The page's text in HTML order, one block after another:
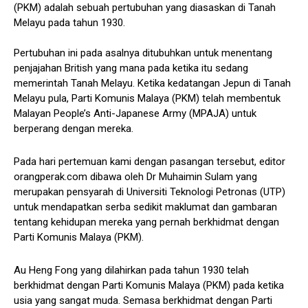
(PKM) adalah sebuah pertubuhan yang diasaskan di Tanah
Melayu pada tahun 1930.
Pertubuhan ini pada asalnya ditubuhkan untuk menentang
penjajahan British yang mana pada ketika itu sedang
memerintah Tanah Melayu. Ketika kedatangan Jepun di Tanah
Melayu pula, Parti Komunis Malaya (PKM) telah membentuk
Malayan People’s Anti-Japanese Army (MPAJA) untuk
berperang dengan mereka.
Pada hari pertemuan kami dengan pasangan tersebut, editor
orangperak.com dibawa oleh Dr Muhaimin Sulam yang
merupakan pensyarah di Universiti Teknologi Petronas (UTP)
untuk mendapatkan serba sedikit maklumat dan gambaran
tentang kehidupan mereka yang pernah berkhidmat dengan
Parti Komunis Malaya (PKM).
Au Heng Fong yang dilahirkan pada tahun 1930 telah
berkhidmat dengan Parti Komunis Malaya (PKM) pada ketika
usia yang sangat muda. Semasa berkhidmat dengan Parti